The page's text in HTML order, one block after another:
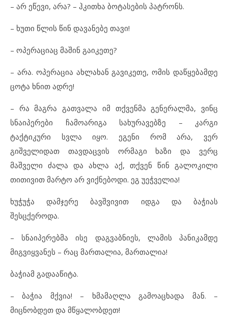
– არ ეწევი, არა? – ჰკითხა ბოტასების პატრონს.
– ხუთი წლის წინ დავანებე თავი!
– ოპერაციაც მაშინ გაიკეთე?
– არა. ოპერაცია ახლახან გავიკეთე, ომის დაწყებამდე
ცოტა ხნით ადრე!
– რა მაგრა გათვალა იმ თქვენმა გენერალმა, ვინც
სნაიპერები ჩამოარიგა სახურავებზე – კარგი
ტაქტიკური სვლა იყო. ეგენი რომ არა, ვერ
გიშველიდათ თავდაცვის ორმაგი ხაზი და ვერც
მაშველი ძალა და ახლა აქ, თქვენ წინ გალოკილი
თითივით მარტო არ ვიქნებოდი. ეგ უეჭველია!
ხუჭუჭა დამჯერე ბავშვივით იდგა და ბაჭიას
შესცქეროდა.
– სნაიპერებმა ისე დაგვაბნიეს, ლამის პანიკამდე
მიგვიყვანეს – რაც მართალია, მართალია!
ბაჭიამ გადააწიტა.
– ბაჭია მქვია! – ხმამაღლა გამოაცხადა მან. –
მიცნობდეთ და მწყალობდეთ!